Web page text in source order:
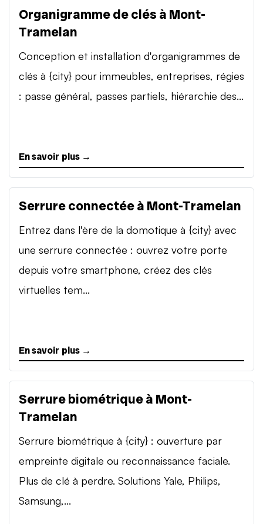
Organigramme de clés à Mont-
Tramelan
Conception et installation d'organigrammes de
clés à {city} pour immeubles, entreprises, régies
: passe général, passes partiels, hiérarchie des...
En savoir plus →
Serrure connectée à Mont-Tramelan
Entrez dans l'ère de la domotique à {city} avec
une serrure connectée : ouvrez votre porte
depuis votre smartphone, créez des clés
virtuelles tem...
En savoir plus →
Serrure biométrique à Mont-
Tramelan
Serrure biométrique à {city} : ouverture par
empreinte digitale ou reconnaissance faciale.
Plus de clé à perdre. Solutions Yale, Philips,
Samsung,...